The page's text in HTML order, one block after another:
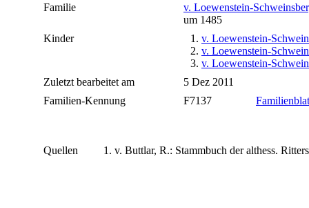
Familie
v. Loewenstein-
um 1485
Kinder
1. v. Loewenstein-
2. v. Loewenstein-
3. v. Loewenstein-
Zuletzt bearbeitet am
5 Dez 2011
Familien-Kennung
F7137
Quellen v. Buttlar, R.: Stammbuch der althess.